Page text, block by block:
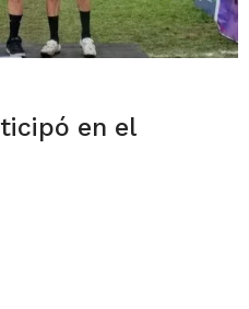
en el